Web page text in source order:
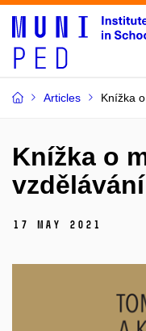
Articles Knížka
Knížka o
vzdělávání
17 May 2021